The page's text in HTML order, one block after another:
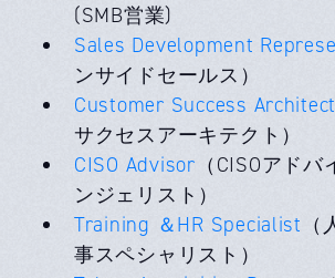
(SMB営業)
Sales Development
ンサイドセールス）
Customer Success Architect
サクセスアーキテクト）
CISO Advisor （CISOアド
ンジェリスト）
Training ＆HR Specialist
事スペシャリスト）